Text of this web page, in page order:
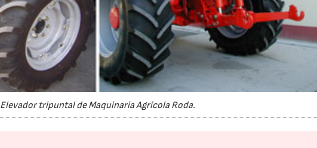
Elevador tripuntal de Maquinaria Agrícola Roda.